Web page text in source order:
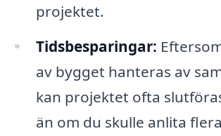
projektet.
Tidsbesparingar:
av bygget hanteras av
kan projektet ofta
än om du skulle anlita